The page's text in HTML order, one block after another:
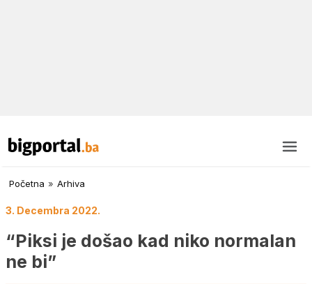
Početna » Arhiva
3. Decembra 2022.
“Piksi je došao kad niko normalan
ne bi”